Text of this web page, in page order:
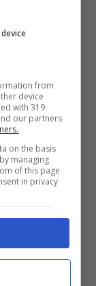
, un
le
entra nel
badessa
1381.
from
device
with 319
our partners
on the basis
managing
of this page
in privacy